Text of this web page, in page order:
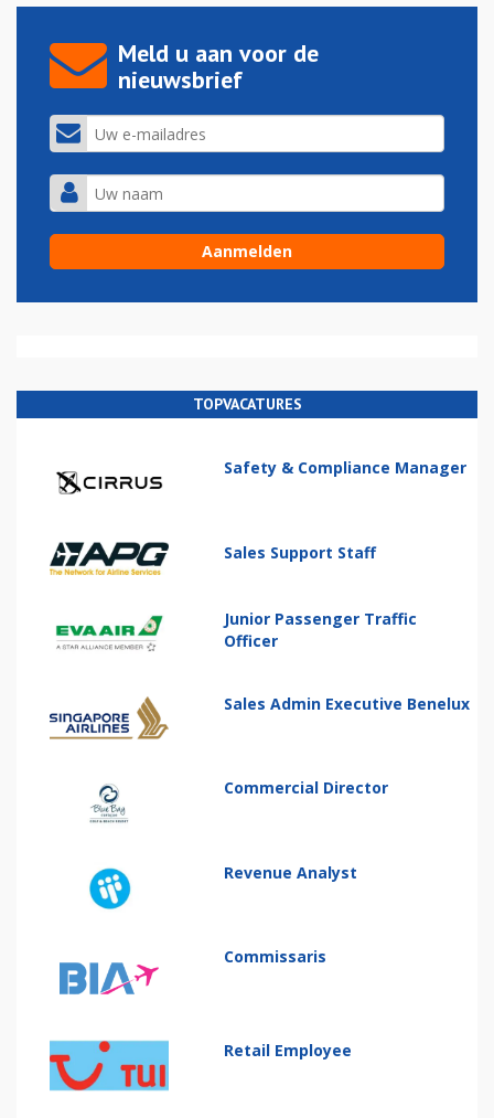
Meld u aan voor de
nieuwsbrief
TOPVACATURES
Safety & Compliance Manager
Sales Support Staff
Junior Passenger Traffic
Officer
Sales Admin Executive Benelux
Commercial Director
Revenue Analyst
Commissaris
Retail Employee